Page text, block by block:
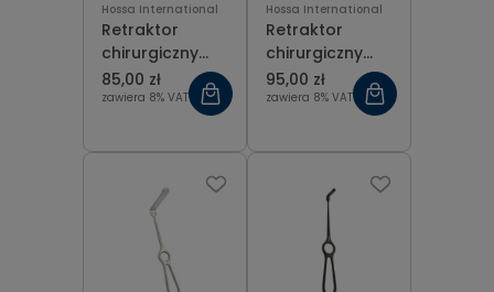
Hossa International
Retraktor
chirurgiczny
Langenbeck
55x12 mm
85,00 zł
zawiera 8% VAT
Hossa International
Retraktor
chirurgiczny
Langenbeck
70x14 mm
95,00 zł
zawiera 8% VAT